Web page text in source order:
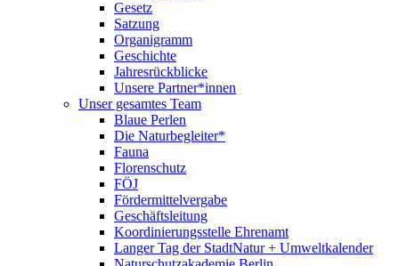
Gesetz
Satzung
Organigramm
Geschichte
Jahresrückblicke
Unsere Partner*innen
Unser gesamtes Team
Blaue Perlen
Die Naturbegleiter*
Fauna
Florenschutz
FÖJ
Fördermittelvergabe
Geschäftsleitung
Koordinierungsstelle Ehrenamt
Langer Tag der StadtNatur + Umweltkalender